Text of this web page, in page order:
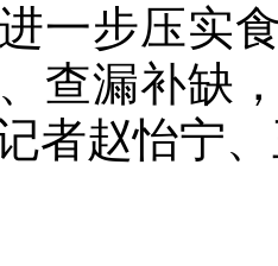
一步压实
查漏补缺
者赵怡宁